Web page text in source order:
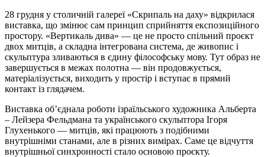
28 грудня у столичній галереї «Скрипаль на даху» відкрилася
виставка, що змінює сам принцип сприйняття експозиційного
простору. «Вертикаль дива» — це не просто спільний проєкт
двох митців, а складна інтегрована система, де живопис і
скульптура зливаються в єдину філософську мову. Тут образ не
завершується в межах полотна — він продовжується,
матеріалізується, виходить у простір і вступає в прямий
контакт із глядачем.
Виставка об’єднала роботи ізраїльського художника Альберта
– Лейзера Фельдмана та українського скульптора Ігоря
Глухенького — митців, які працюють з подібними
внутрішніми станами, але в різних вимірах. Саме це відчуття
внутрішньої синхронності стало основою проєкту.